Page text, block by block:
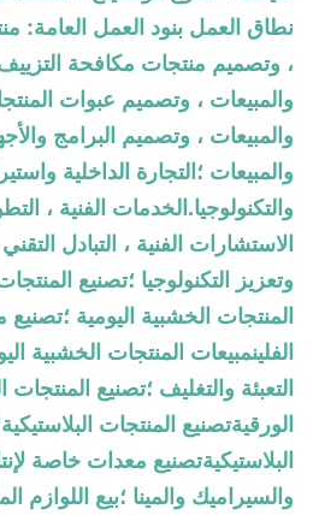
نطاق العمل بنود العمل العامة:
، وتصميم منتجات مكافحة
والمبيعات ، وتصميم عبوات
والمبيعات ، وتصميم البرامج
والمبيعات ؛التجارة الداخلية
والتكنولوجيا.الخدمات الفنية ،
الاستشارات الفنية ، التبادل
وتعزيز التكنولوجيا ؛تصنيع
المنتجات الخشبية اليومية ؛تصنيع
الفلينمبيعات المنتجات الخشبية
التعبئة والتغليف ؛تصنيع المنتجات
الورقيةتصنيع المنتجات
البلاستيكيةتصنيع معدات خاصة
والسيراميك والمينا ؛بيع اللوازم